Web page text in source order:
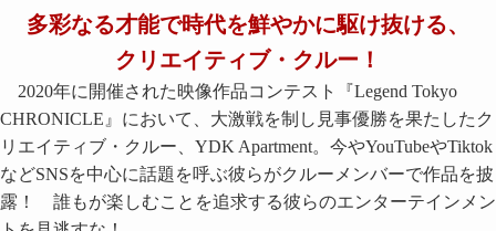
多彩なる才能で時代を鮮やかに駆け抜ける、
クリエイティブ・クルー！
2020年に開催された映像作品コンテスト『Legend Tokyo
CHRONICLE』において、大激戦を制し見事優勝を果たしたク
リエイティブ・クルー、YDK Apartment。今やYouTubeやTiktok
などSNSを中心に話題を呼ぶ彼らがクルーメンバーで作品を披
露！ 誰もが楽しむことを追求する彼らのエンターテインメン